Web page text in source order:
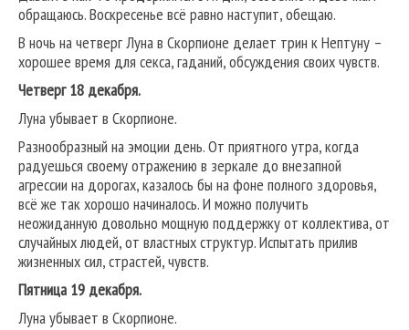
обращаюсь. Воскресенье всё равно наступит, обещаю.
В ночь на четверг Луна в Скорпионе делает трин к Нептуну –
хорошее время для секса, гаданий, обсуждения своих чувств.
Четверг 18 декабря.
Луна убывает в Скорпионе.
Разнообразный на эмоции день. От приятного утра, когда
радуешься своему отражению в зеркале до внезапной
агрессии на дорогах, казалось бы на фоне полного здоровья,
всё же так хорошо начиналось. И можно получить
неожиданную довольно мощную поддержку от коллектива, от
случайных людей, от властных структур. Испытать прилив
жизненных сил, страстей, чувств.
Пятница 19 декабря.
Луна убывает в Скорпионе.